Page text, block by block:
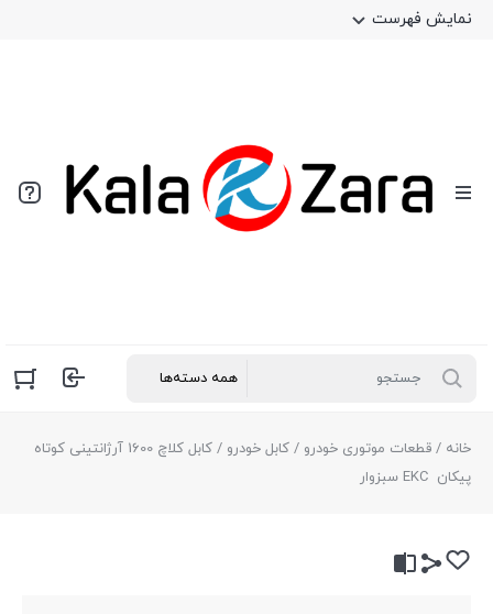
نمایش فهرست
خانه / قطعات موتوری خودرو / کابل خودرو
/ کابل کلاچ 1600 آرژانتینی کوتاه
پیکان EKC سبزوار